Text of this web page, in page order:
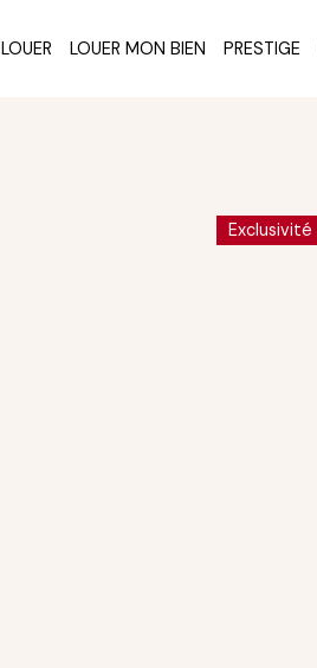
LOUER LOUER MON BIEN PRESTIGE
Exclusivité